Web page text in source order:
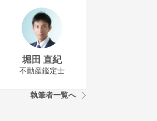
堀田 直紀
不動産鑑定士
執筆者一覧へ